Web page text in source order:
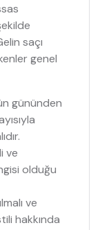
saçı
genel
gününden
ve
olduğu
ve
hakkında